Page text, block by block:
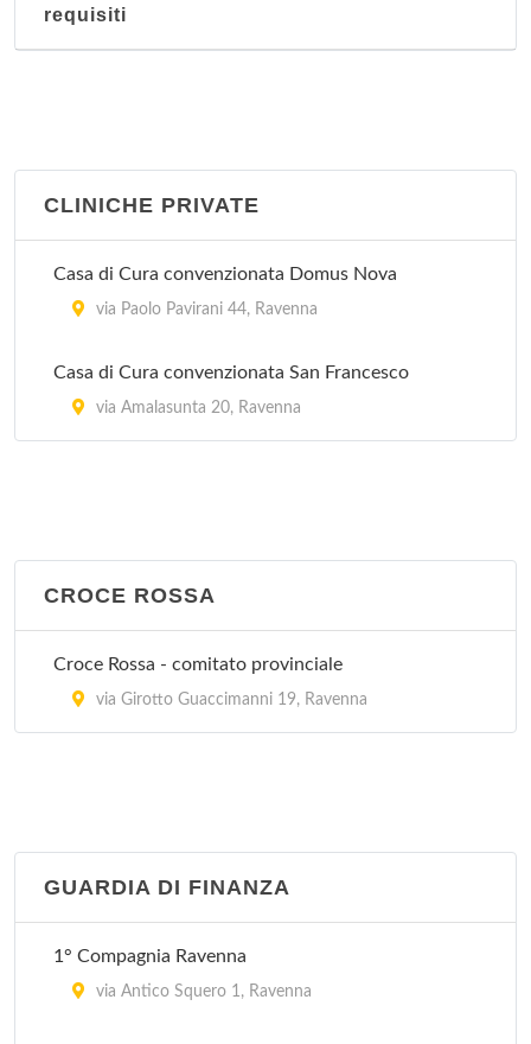
requisiti
CLINICHE PRIVATE
Casa di Cura convenzionata Domus Nova
via Paolo Pavirani 44, Ravenna
Casa di Cura convenzionata San Francesco
via Amalasunta 20, Ravenna
CROCE ROSSA
Croce Rossa - comitato provinciale
via Girotto Guaccimanni 19, Ravenna
GUARDIA DI FINANZA
1° Compagnia Ravenna
via Antico Squero 1, Ravenna